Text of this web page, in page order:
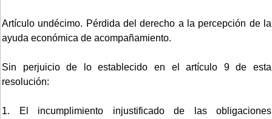
Artículo undécimo. Pérdida del derecho a la percepción de la
ayuda económica de acompañamiento.
Sin perjuicio de lo establecido en el artículo 9 de esta
resolución:
1. El incumplimiento injustificado de las obligaciones